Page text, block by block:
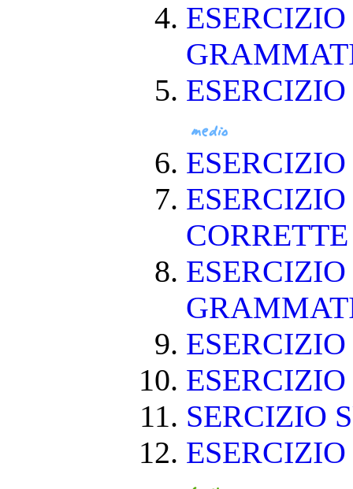
SERCIZIO